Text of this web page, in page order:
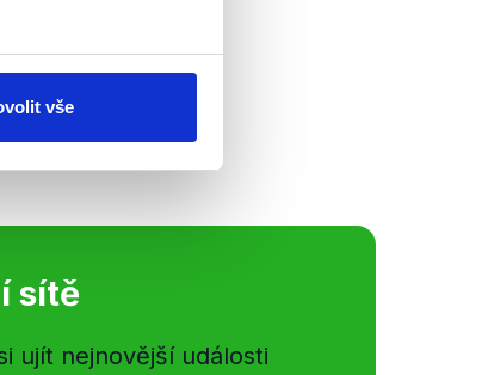
vše
kariéry za
můžete
sítě
ujít nejnovější události